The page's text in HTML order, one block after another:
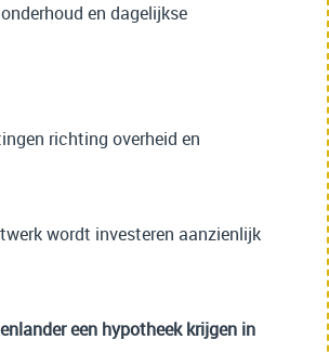
en dagelijkse
richting overheid en
wordt investeren aanzienlijk
een hypotheek krijgen in